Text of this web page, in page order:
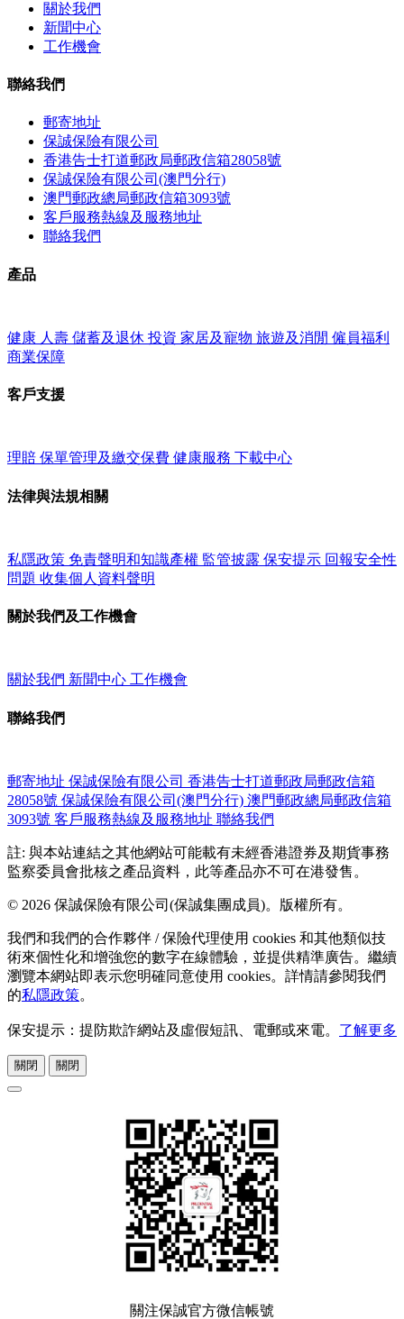
關於我們
新聞中心
工作機會
聯絡我們
郵寄地址
保誠保險有限公司
香港告士打道郵政局郵政信箱28058號
保誠保險有限公司(澳門分行)
澳門郵政總局郵政信箱3093號
客戶服務熱線及服務地址
聯絡我們
產品
健康 人壽 儲蓄及退休 投資 家居及寵物 旅遊及消閒 僱員福利
商業保障
客戶支援
理賠 保單管理及繳交保費 健康服務 下載中心
法律與法規相關
私隱政策 免責聲明和知識產權 監管披露 保安提示 回報安全性
問題 收集個人資料聲明
關於我們及工作機會
關於我們 新聞中心 工作機會
聯絡我們
郵寄地址 保誠保險有限公司 香港告士打道郵政局郵政信箱
28058號 保誠保險有限公司(澳門分行) 澳門郵政總局郵政信箱
3093號 客戶服務熱線及服務地址 聯絡我們
註: 與本站連結之其他網站可能載有未經香港證券及期貨事務
監察委員會批核之產品資料，此等產品亦不可在港發售。
© 2026 保誠保險有限公司(保誠集團成員)。版權所有。
我們和我們的合作夥伴 / 保險代理使用 cookies 和其他類似技
術來個性化和增強您的數字在線體驗，並提供精準廣告。繼續
瀏覽本網站即表示您明確同意使用 cookies。詳情請參閱我們
的私隱政策。
保安提示：提防欺詐網站及虛假短訊、電郵或來電。 了解更多
關閉 關閉
關注保誠官方微信帳號